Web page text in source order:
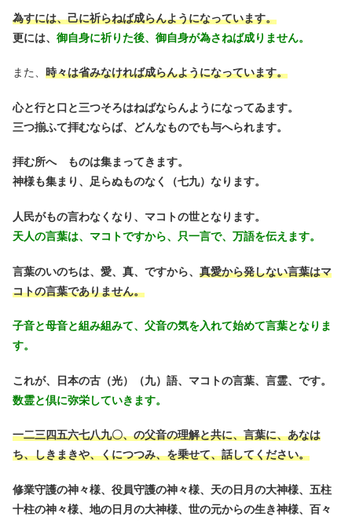
為すには、己に祈らねば成らんようになっています。
更には、 御自身に祈りた後、御自身が為さねば成りません。
また、 時々は省みなければ成らんようになっています。
心と行と口と三つそろはねばならんようになってゐます。
三つ揃ふて拝むならば、どんなものでも与へられます。
拝む所へ ものは集まってきます。
神様も集まり、足らぬものなく（七九）なります。
人民がもの言わなくなり、マコトの世となります。
天人の言葉は、マコトですから、只一言で、万語を伝えます。
言葉のいのちは、愛、真、ですから、 真愛から発しない言葉はマ
コトの言葉でありません。
子音と母音と組み組みて、父音の気を入れて始めて言葉となりま
す。
これが、日本の古（光）（九）語、マコトの言葉、言霊、です。
数霊と倶に弥栄していきます。
一二三四五六七八九〇、の父音の理解と共に、言葉に、あなは
ち、しきまきや、くにつつみ、を乗せて、話してください。
修業守護の神々様、役員守護の神々様、天の日月の大神様、五柱
十柱の神々様、地の日月の大神様、世の元からの生き神様、百々